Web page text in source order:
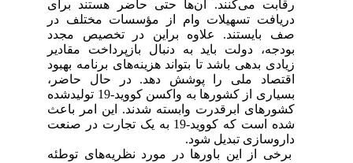
رقابت می‌کنند. آن‌ها حتی حاضر هستند برای
دریافت تسهیلات وام از مؤسسات مختلف در
صف بایستند. علاوه براین در تخصیص مجدد
بودجه، دولت باید به دنبال بازپرداخت مقادیر
زیادی بدهی باشد تا بتواند هزینه‌های برنامه بهبود
اقتصاد ملی را پوشش دهد. در حال حاضر،
بسیاری از کشورها به واکسن کووید-19 تولید‌شده
کشورهای ابرقدرت وابسته شدند. این امر باعث
شده است که کووید-19 به یک تجارت در صنعت
داروسازی تبدیل شود.
برخی از این باورها در مورد نظریه‌های توطئه